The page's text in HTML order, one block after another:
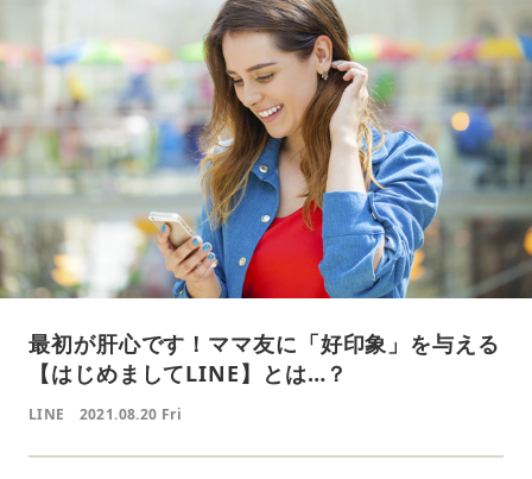
最初が肝心です！ママ友に「好印象」を与える
【はじめましてLINE】とは…？
LINE 2021.08.20 Fri